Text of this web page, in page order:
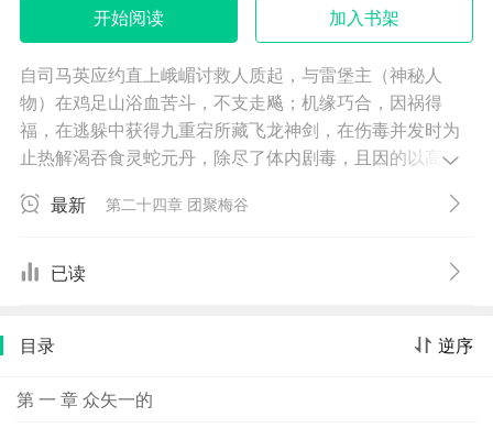
开始阅读 加入书架
自司马英应约直上峨嵋讨救人质起，与雷堡主（神秘人
物）在鸡足山浴血苦斗，不支走飚；机缘巧合，因祸得
福，在逃躲中获得九重宕所藏飞龙神剑，在伤毒并发时为
止热解渴吞食灵蛇元丹，除尽了体内剧毒，且因的以高人
逐渐清了二十余年前六七门派人侵梅谷的内幕，从而严惩
林，重建梅谷，与父母重聚，莺燕并牺，合家团圆。
最新 第二十四章 团聚梅谷
已读
逆序
目录
第 一 章 众矢一的